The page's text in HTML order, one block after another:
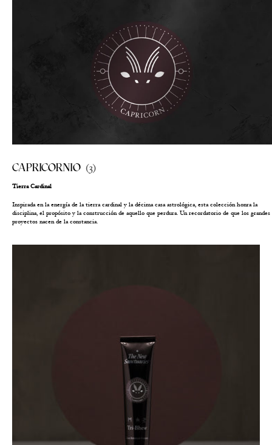
CAPRICORNIO (3)
Tierra Cardinal
Inspirada en la energía de la tierra cardinal y la décima casa astrológica, esta colección honra la
disciplina, el propósito y la construcción de aquello que perdura. Un recordatorio de que los grandes
proyectos nacen de la constancia.